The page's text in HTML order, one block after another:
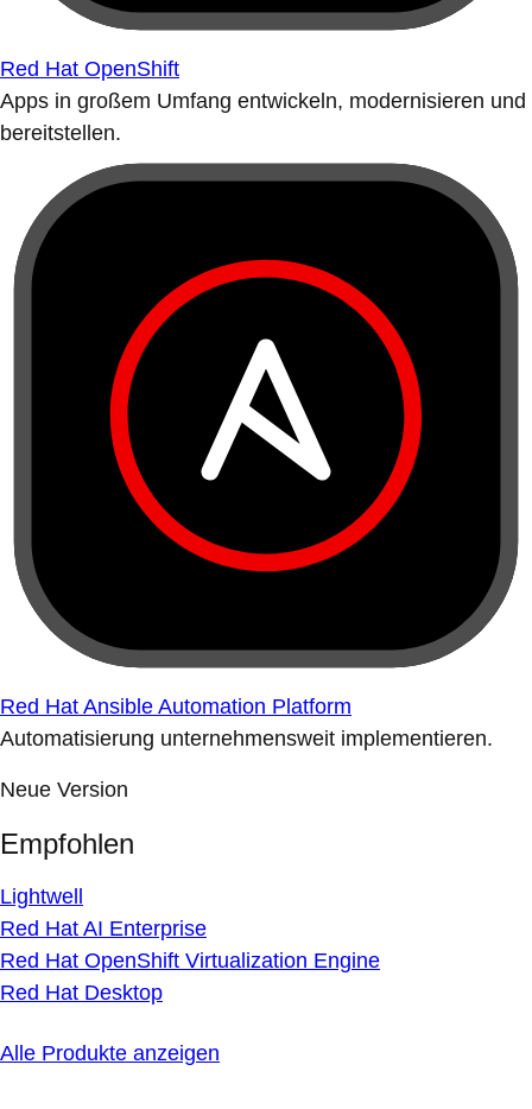
Red Hat OpenShift
Apps in großem Umfang entwickeln, modernisieren und
bereitstellen.
Red Hat Ansible Automation Platform
Automatisierung unternehmensweit implementieren.
Neue Version
Empfohlen
Lightwell
Red Hat AI Enterprise
Red Hat OpenShift Virtualization Engine
Red Hat Desktop
Alle Produkte anzeigen